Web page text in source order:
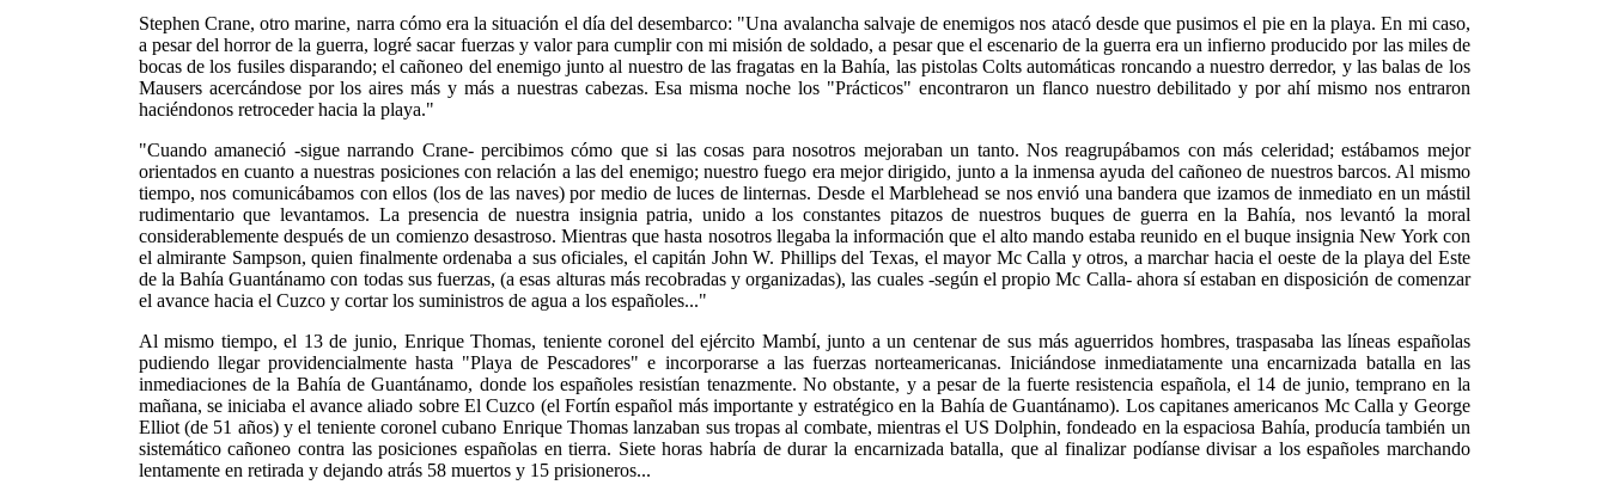
Stephen Crane, otro marine, narra cómo era la situación el día del desembarco: "Una avalancha salvaje de enemigos nos atacó desde que pusimos el pie en la playa. En mi caso,
a pesar del horror de la guerra, logré sacar fuerzas y valor para cumplir con mi misión de soldado, a pesar que el escenario de la guerra era un infierno producido por las miles de
bocas de los fusiles disparando; el cañoneo del enemigo junto al nuestro de las fragatas en la Bahía, las pistolas Colts automáticas roncando a nuestro derredor, y las balas de los
Mausers acercándose por los aires más y más a nuestras cabezas. Esa misma noche los "Prácticos" encontraron un flanco nuestro debilitado y por ahí mismo nos entraron
haciéndonos retroceder hacia la playa."
"Cuando amaneció -sigue narrando Crane- percibimos cómo que si las cosas para nosotros mejoraban un tanto. Nos reagrupábamos con más celeridad; estábamos mejor
orientados en cuanto a nuestras posiciones con relación a las del enemigo; nuestro fuego era mejor dirigido, junto a la inmensa ayuda del cañoneo de nuestros barcos. Al mismo
tiempo, nos comunicábamos con ellos (los de las naves) por medio de luces de linternas. Desde el Marblehead se nos envió una bandera que izamos de inmediato en un mástil
rudimentario que levantamos. La presencia de nuestra insignia patria, unido a los constantes pitazos de nuestros buques de guerra en la Bahía, nos levantó la moral
considerablemente después de un comienzo desastroso. Mientras que hasta nosotros llegaba la información que el alto mando estaba reunido en el buque insignia New York con
el almirante Sampson, quien finalmente ordenaba a sus oficiales, el capitán John W. Phillips del Texas, el mayor Mc Calla y otros, a marchar hacia el oeste de la playa del Este
de la Bahía Guantánamo con todas sus fuerzas, (a esas alturas más recobradas y organizadas), las cuales -según el propio Mc Calla- ahora sí estaban en disposición de comenzar
el avance hacia el Cuzco y cortar los suministros de agua a los españoles..."
Al mismo tiempo, el 13 de junio, Enrique Thomas, teniente coronel del ejército Mambí, junto a un centenar de sus más aguerridos hombres, traspasaba las líneas españolas
pudiendo llegar providencialmente hasta "Playa de Pescadores" e incorporarse a las fuerzas norteamericanas. Iniciándose inmediatamente una encarnizada batalla en las
inmediaciones de la Bahía de Guantánamo, donde los españoles resistían tenazmente. No obstante, y a pesar de la fuerte resistencia española, el 14 de junio, temprano en la
mañana, se iniciaba el avance aliado sobre El Cuzco (el Fortín español más importante y estratégico en la Bahía de Guantánamo). Los capitanes americanos Mc Calla y George
Elliot (de 51 años) y el teniente coronel cubano Enrique Thomas lanzaban sus tropas al combate, mientras el US Dolphin, fondeado en la espaciosa Bahía, producía también un
sistemático cañoneo contra las posiciones españolas en tierra. Siete horas habría de durar la encarnizada batalla, que al finalizar podíanse divisar a los españoles marchando
lentamente en retirada y dejando atrás 58 muertos y 15 prisioneros...